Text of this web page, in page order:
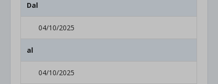
Dal
04/10/2025
al
04/10/2025